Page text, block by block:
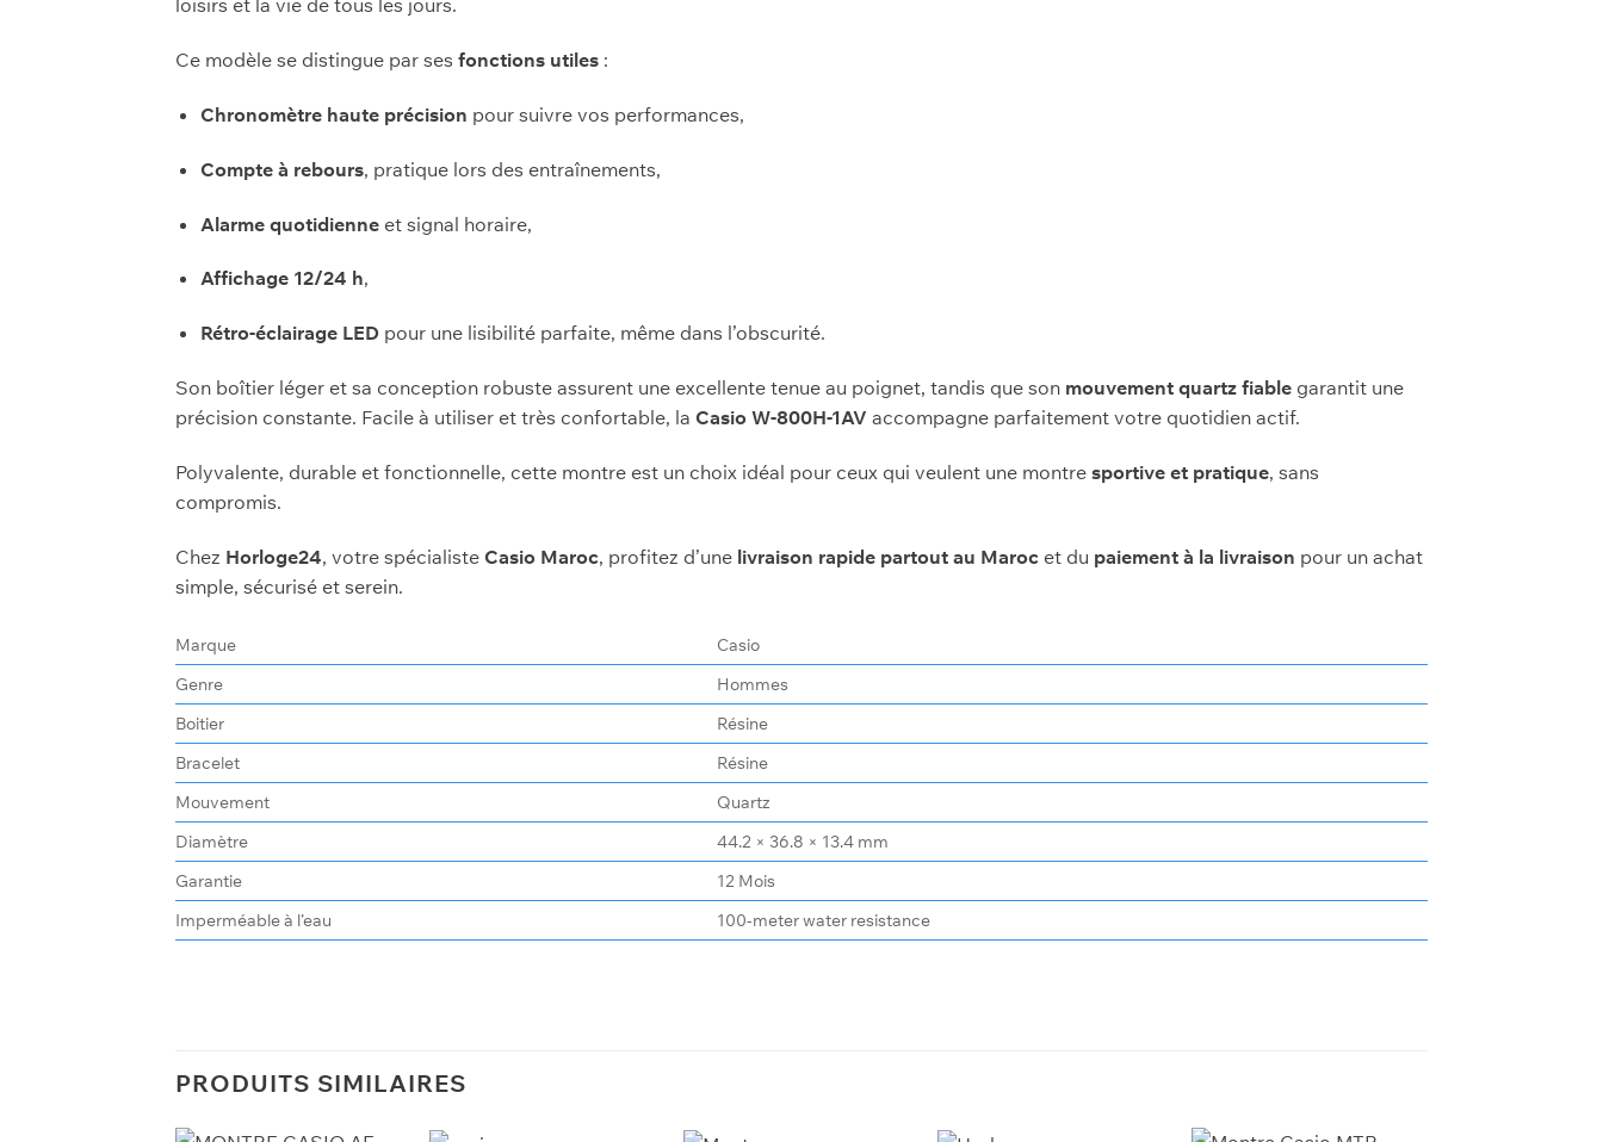
loisirs et la vie de tous les jours.
Ce modèle se distingue par ses fonctions utiles :
Chronomètre haute précision pour suivre vos performances,
Compte à rebours, pratique lors des entraînements,
Alarme quotidienneet signal horaire,
Affichage 12/24 h,
Rétro-éclairage LEDpour une lisibilité parfaite, même dans l’obscurité.
Son boîtier léger et sa conception robuste assurent une excellente tenue au poignet, tandis que son mouvement quartz fiable garantit une
précision constante. Facile à utiliser et très confortable, la Casio W-800H-1AV accompagne parfaitement votre quotidien actif.
Polyvalente, durable et fonctionnelle, cette montre est un choix idéal pour ceux qui veulent une montre sportive et pratique, sans
compromis.
Chez Horloge24, votre spécialiste Casio Maroc, profitez d’une livraison rapide partout au Maroc et du paiement à la livraison pour un achat
simple, sécurisé et serein.
Marque
Casio
Genre
Hommes
Boitier
Résine
Bracelet
Résine
Mouvement
Quartz
Diamètre
44.2 × 36.8 × 13.4 mm
Garantie
12 Mois
Imperméable à l’eau
100-meter water resistance
PRODUITS SIMILAIRES
+ +